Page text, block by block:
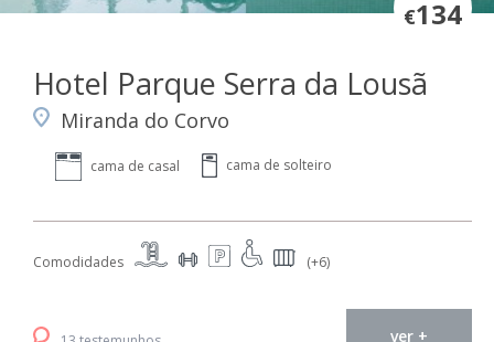
€134
Hotel Parque Serra da Lousã
Miranda do Corvo
cama de casal cama de solteiro
Comodidades (+6)
ver +